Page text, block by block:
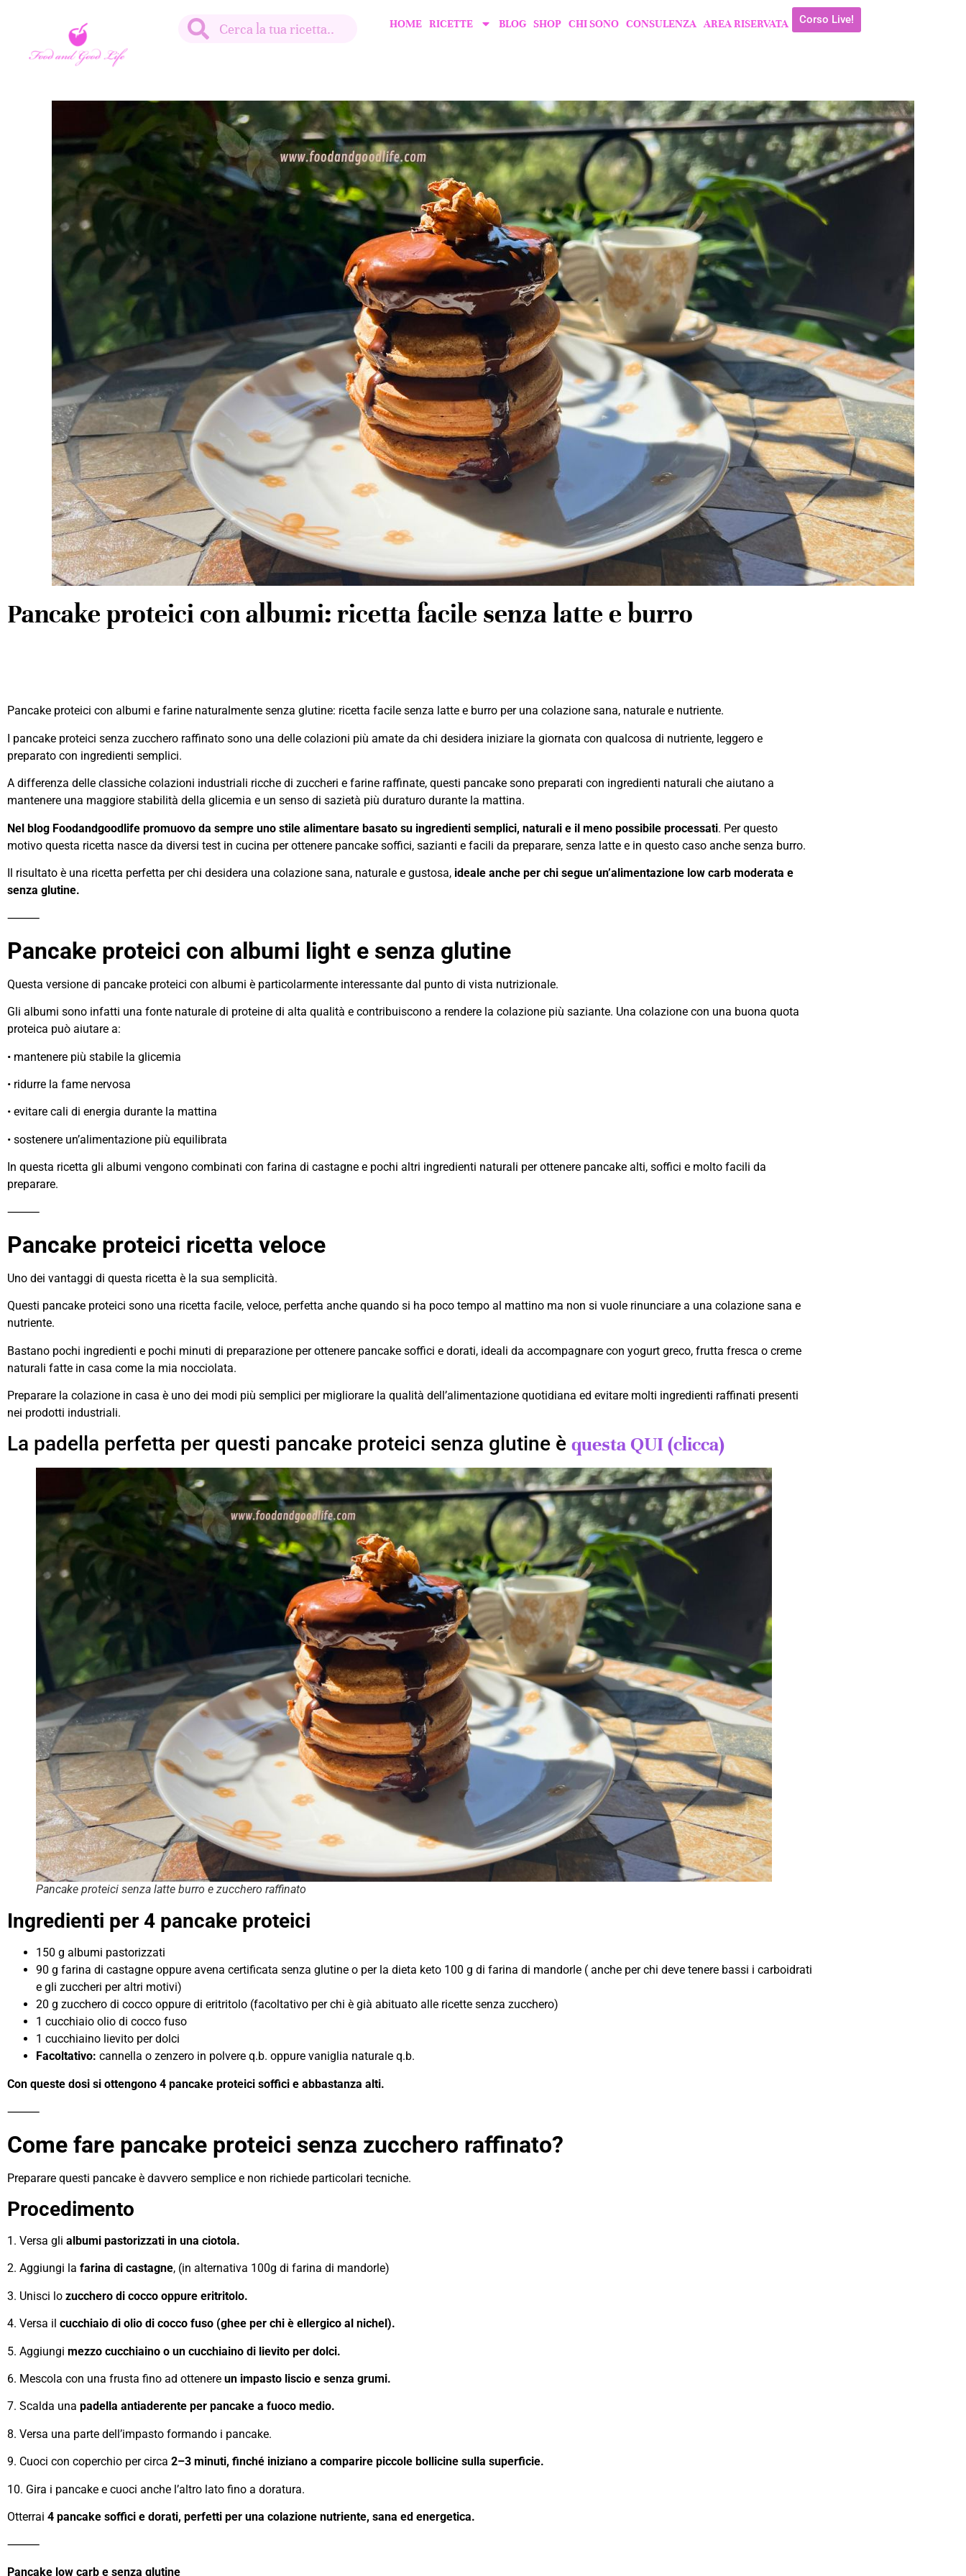
HOME RICETTE BLOG SHOP CHI SONO CONSULENZA AREA RISERVATA Corso Live!
Pancake proteici con albumi: ricetta facile senza latte e burro
Pancake proteici con albumi e farine naturalmente senza glutine: ricetta facile senza latte e burro per una colazione sana, naturale e nutriente.
I pancake proteici senza zucchero raffinato sono una delle colazioni più amate da chi desidera iniziare la giornata con qualcosa di nutriente, leggero e
preparato con ingredienti semplici.
A differenza delle classiche colazioni industriali ricche di zuccheri e farine raffinate, questi pancake sono preparati con ingredienti naturali che aiutano a
mantenere una maggiore stabilità della glicemia e un senso di sazietà più duraturo durante la mattina.
Nel blog Foodandgoodlife promuovo da sempre uno stile alimentare basato su ingredienti semplici, naturali e il meno possibile processati. Per questo
motivo questa ricetta nasce da diversi test in cucina per ottenere pancake soffici, sazianti e facili da preparare, senza latte e in questo caso anche senza burro.
Il risultato è una ricetta perfetta per chi desidera una colazione sana, naturale e gustosa, ideale anche per chi segue un’alimentazione low carb moderata e
senza glutine.
⸻
Pancake proteici con albumi light e senza glutine
Questa versione di pancake proteici con albumi è particolarmente interessante dal punto di vista nutrizionale.
Gli albumi sono infatti una fonte naturale di proteine di alta qualità e contribuiscono a rendere la colazione più saziante. Una colazione con una buona quota
proteica può aiutare a:
• mantenere più stabile la glicemia
• ridurre la fame nervosa
• evitare cali di energia durante la mattina
• sostenere un’alimentazione più equilibrata
In questa ricetta gli albumi vengono combinati con farina di castagne e pochi altri ingredienti naturali per ottenere pancake alti, soffici e molto facili da
preparare.
⸻
Pancake proteici ricetta veloce
Uno dei vantaggi di questa ricetta è la sua semplicità.
Questi pancake proteici sono una ricetta facile, veloce, perfetta anche quando si ha poco tempo al mattino ma non si vuole rinunciare a una colazione sana e
nutriente.
Bastano pochi ingredienti e pochi minuti di preparazione per ottenere pancake soffici e dorati, ideali da accompagnare con yogurt greco, frutta fresca o creme
naturali fatte in casa come la mia nocciolata.
Preparare la colazione in casa è uno dei modi più semplici per migliorare la qualità dell’alimentazione quotidiana ed evitare molti ingredienti raffinati presenti
nei prodotti industriali.
La padella perfetta per questi pancake proteici senza glutine è questa QUI (clicca)
Pancake proteici senza latte burro e zucchero raffinato
Ingredienti per 4 pancake proteici
150 g albumi pastorizzati
90 g farina di castagne oppure avena certificata senza glutine o per la dieta keto 100 g di farina di mandorle ( anche per chi deve tenere bassi i carboidrati
e gli zuccheri per altri motivi)
20 g zucchero di cocco oppure di eritritolo (facoltativo per chi è già abituato alle ricette senza zucchero)
1 cucchiaio olio di cocco fuso
1 cucchiaino lievito per dolci
Facoltativo: cannella o zenzero in polvere q.b. oppure vaniglia naturale q.b.
Con queste dosi si ottengono 4 pancake proteici soffici e abbastanza alti.
⸻
Come fare pancake proteici senza zucchero raffinato?
Preparare questi pancake è davvero semplice e non richiede particolari tecniche.
Procedimento
1. Versa gli albumi pastorizzati in una ciotola.
2. Aggiungi la farina di castagne, (in alternativa 100g di farina di mandorle)
3. Unisci lo zucchero di cocco oppure eritritolo.
4. Versa il cucchiaio di olio di cocco fuso (ghee per chi è ellergico al nichel).
5. Aggiungi mezzo cucchiaino o un cucchiaino di lievito per dolci.
6. Mescola con una frusta fino ad ottenere un impasto liscio e senza grumi.
7. Scalda una padella antiaderente per pancake a fuoco medio.
8. Versa una parte dell’impasto formando i pancake.
9. Cuoci con coperchio per circa 2–3 minuti, finché iniziano a comparire piccole bollicine sulla superficie.
10. Gira i pancake e cuoci anche l’altro lato fino a doratura.
Otterrai 4 pancake soffici e dorati, perfetti per una colazione nutriente, sana ed energetica.
⸻
Pancake low carb e senza glutine